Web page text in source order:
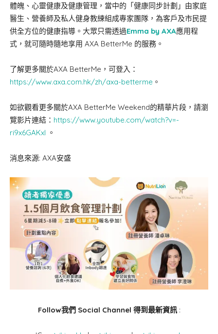
體魄、心靈健康及健康管理，當中的「健康同步計劃」由家庭
醫生、營養師及私人健身教練組成專家團隊，為客戶及市民提
供全方位的健康指導。大眾只需透過Emma by AXA應用程
式，就可隨時隨地享用 AXA BetterMe 的服務。
了解更多關於AXA BetterMe，可登入：
https://www.axa.com.hk/zh/axa-betterme 。
如欲觀看更多關於AXA BetterMe Weekend的精華片段，請瀏
覽影片連結： https://www.youtube.com/watch?v=-
ri9x6GAKxI 。
消息來源: AXA安盛
Follow我們 Social Channel 得到最新資訊: